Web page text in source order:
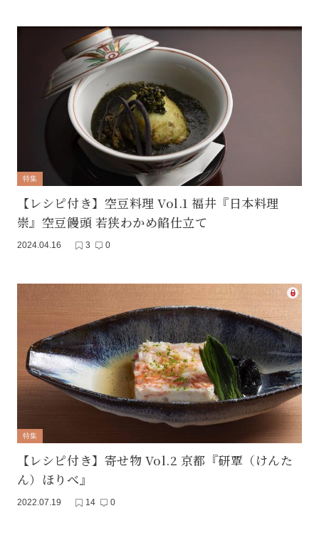
特集
【レシピ付き】空豆料理 Vol.1 福井『日本料理
崇』空豆饅頭 若狭わかめ餡仕立て
2024.04.16 3 0
特集
【レシピ付き】寄せ物 Vol.2 京都『研覃（けんた
ん）ほりべ』
2022.07.19 14 0